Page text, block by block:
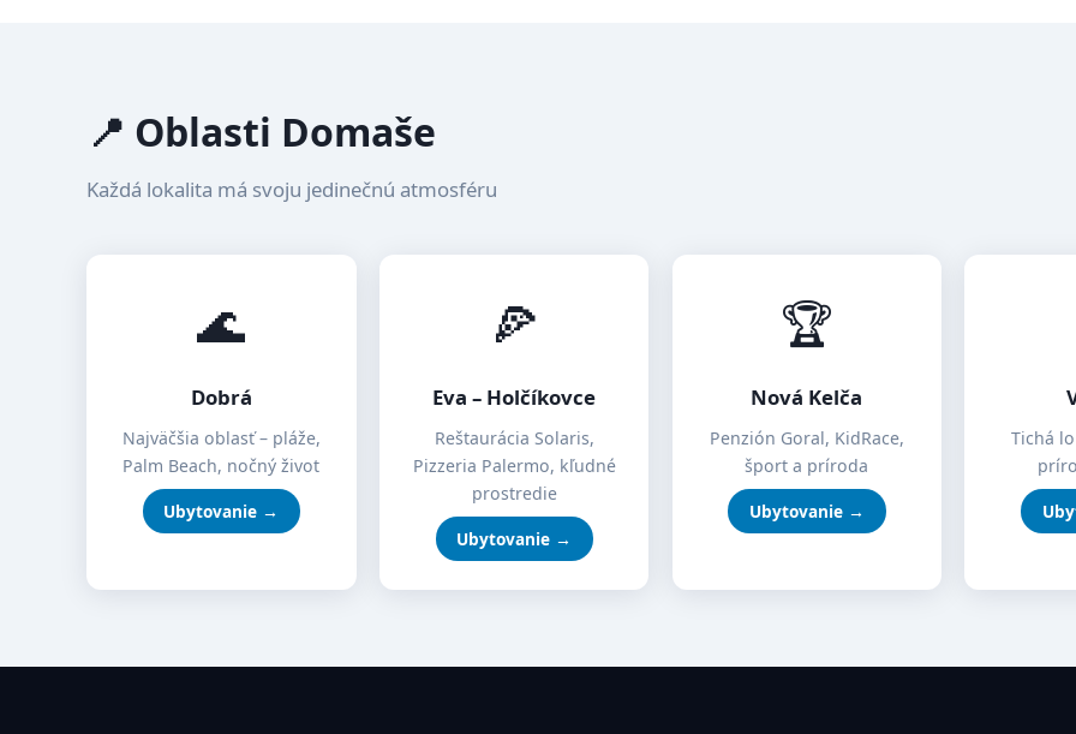
📍 Oblasti Domaše
Každá lokalita má svoju jedinečnú atmosféru
🌊
Dobrá
Najväčšia oblasť – pláže,
Palm Beach, nočný život
Ubytovanie →
🍕
Eva – Holčíkovce
Reštaurácia Solaris,
Pizzeria Palermo, kľudné
prostredie
Ubytovanie →
🏆
Nová Kelča
Penzión Goral, KidRace,
šport a príroda
Ubytovanie →
Tichá